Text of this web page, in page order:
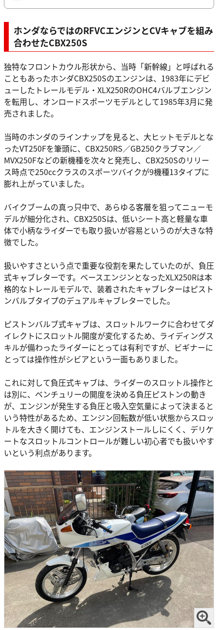
ホンダならではのRFVCエンジンとCVキャブを組み
合わせたCBX250S
独特なフロントカウル形状から、当時「新幹線」と呼ばれる
こともあったホンダCBX250Sのエンジンは、1983年にデビ
ューしたトレールモデル・XLX250RのOHC4バルブエンジン
を転用し、オンロードスポーツモデルとして1985年3月に発
売されました。
当時のホンダのラインナップを見ると、大ヒットモデルとな
ったVT250Fを筆頭に、CBX250RS／GB250クラブマン／
MVX250Fなどの新機種を次々と発売し、CBX250Sのリリー
ス時点で250ccクラスのスポーツバイクが9機種13タイプに
膨れ上がっていました。
バイクブームの真っ只中で、あらゆる客層を狙ってニューモ
デルが細分化され、CBX250Sは、低いシート高と軽量な車
体で小柄なライダーでも取り扱いが容易というのが大きな特
徴でした。
扱いやすさという点で重要な役割を果たしていたのが、負圧
式キャブレターです。ベースエンジンとなったXLX250Rは本
格的なトレールモデルで、装着されたキャブレターはピスト
ンバルブタイプのデュアルキャブレターでした。
ピストンバルブ式キャブは、スロットルワークに合わせてダ
イレクトにスロットル開度が変化するため、ライディングス
キルが備わったライダーにとっては有利ですが、ビギナーに
とっては操作性がシビアという一面もありました。
これに対して負圧式キャブは、ライダーのスロットル操作と
は別に、ベンチュリーの開度を決める負圧ピストンの動き
が、エンジンが発生する負圧と吸入空気量によって決まると
いう特性があるため、エンジン回転数が低い状態からスロッ
トルを大きく開けても、エンジンストールしにくく、デリケ
ートなスロットルコントロールが難しい初心者でも扱いやす
いという利点があります。